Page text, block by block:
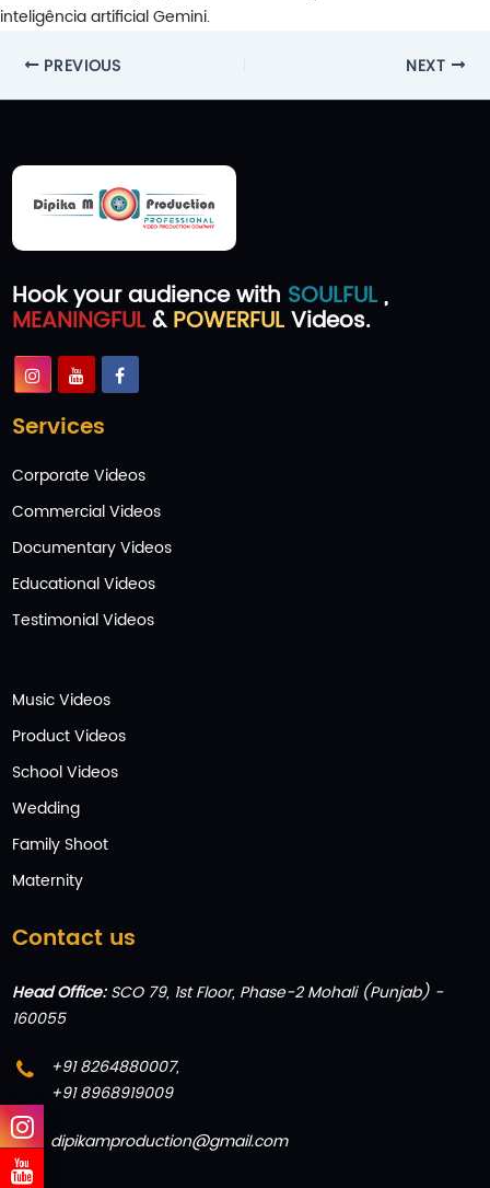
inteligência artificial Gemini.
Post PREVIOUS NEXT
Hook your audience with SOULFUL,
MEANINGFUL&POWERFULVideos.
Services
Corporate Videos
Commercial Videos
Documentary Videos
Educational Videos
Testimonial Videos
Music Videos
Product Videos
School Videos
Wedding
Family Shoot
Maternity
Contact us
Head Office:SCO 79, 1st Floor, Phase-2 Mohali (Punjab) -
160055
+91 8264880007,
+91 8968919009
dipikamproduction@gmail.com